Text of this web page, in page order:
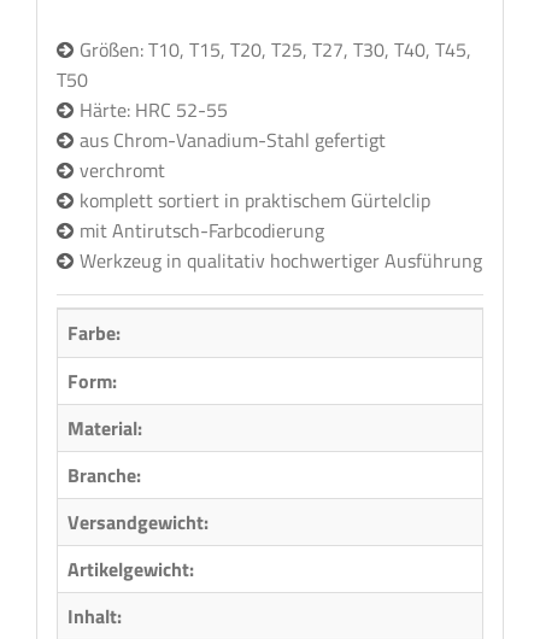
Größen: T10, T15, T20, T25, T27, T30, T40, T45,
T50
Härte: HRC 52-55
aus Chrom-Vanadium-Stahl gefertigt
verchromt
komplett sortiert in praktischem Gürtelclip
mit Antirutsch-Farbcodierung
Werkzeug in qualitativ hochwertiger Ausführung
Farbe:
Form:
Material:
Branche:
Versandgewicht:
Artikelgewicht:
Inhalt: